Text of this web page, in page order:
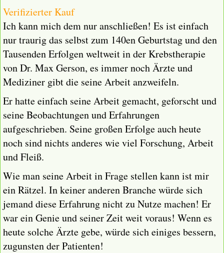
Verifizierter Kauf
Ich kann mich dem nur anschließen! Es ist einfach
nur traurig das selbst zum 140en Geburtstag und den
Tausenden Erfolgen weltweit in der Krebstherapie
von Dr. Max Gerson, es immer noch Ärzte und
Mediziner gibt die seine Arbeit anzweifeln.
Er hatte einfach seine Arbeit gemacht, geforscht und
seine Beobachtungen und Erfahrungen
aufgeschrieben. Seine großen Erfolge auch heute
noch sind nichts anderes wie viel Forschung, Arbeit
und Fleiß.
Wie man seine Arbeit in Frage stellen kann ist mir
ein Rätzel. In keiner anderen Branche würde sich
jemand diese Erfahrung nicht zu Nutze machen! Er
war ein Genie und seiner Zeit weit voraus! Wenn es
heute solche Ärzte gebe, würde sich einiges bessern,
zugunsten der Patienten!